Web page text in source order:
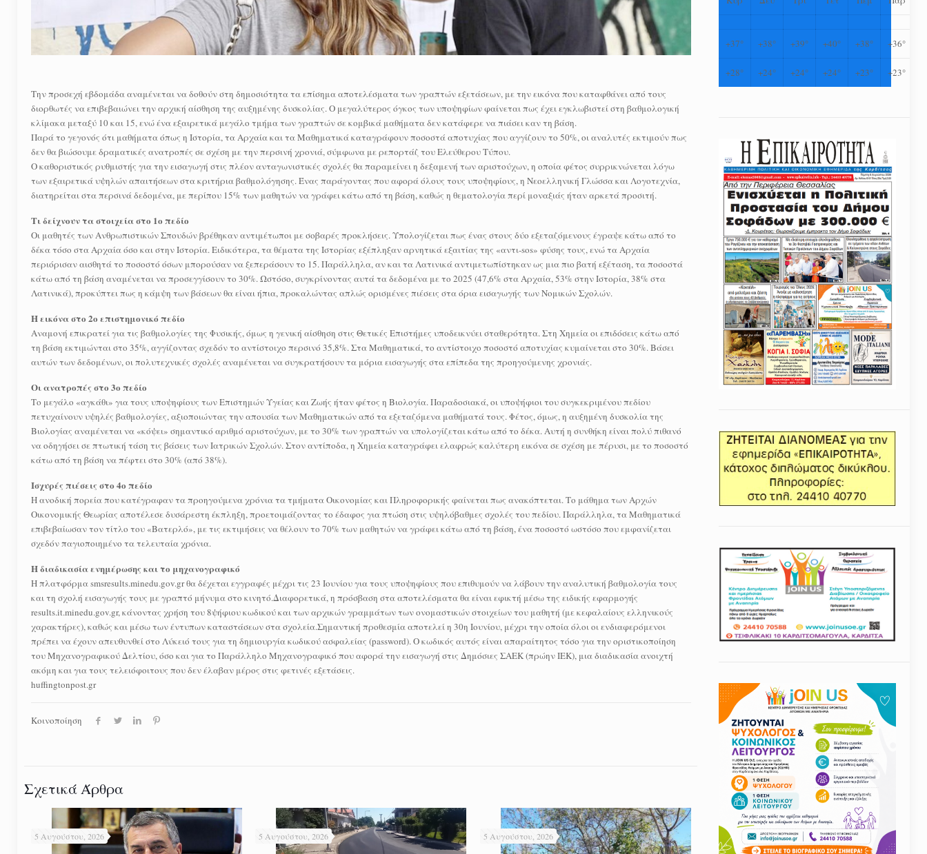
Την προσεχή εβδομάδα αναμένεται να δοθούν στη δημοσιότητα τα επίσημα αποτελέσματα των γραπτών εξετάσεων, με την εικόνα που καταφθάνει από τους
διορθωτές να επιβεβαιώνει την αρχική αίσθηση της αυξημένης δυσκολίας. Ο μεγαλύτερος όγκος των υποψηφίων φαίνεται πως έχει εγκλωβιστεί στη βαθμολογική
κλίμακα μεταξύ 10 και 15, ενώ ένα εξαιρετικά μεγάλο τμήμα των γραπτών σε κομβικά μαθήματα δεν κατάφερε να πιάσει καν τη βάση.
Παρά το γεγονός ότι μαθήματα όπως η Ιστορία, τα Αρχαία και τα Μαθηματικά καταγράφουν ποσοστά αποτυχίας που αγγίζουν το 50%, οι αναλυτές εκτιμούν πως
δεν θα βιώσουμε δραματικές ανατροπές σε σχέση με την περσινή χρονιά, σύμφωνα με ρεπορτάζ του Ελεύθερου Τύπου.
Ο καθοριστικός ρυθμιστής για την εισαγωγή στις πλέον ανταγωνιστικές σχολές θα παραμείνει η δεξαμενή των αριστούχων, η οποία φέτος συρρικνώνεται λόγω
των εξαιρετικά υψηλών απαιτήσεων στα κριτήρια βαθμολόγησης. Ένας παράγοντας που αφορά όλους τους υποψηφίους, η Νεοελληνική Γλώσσα και Λογοτεχνία,
διατηρείται στα περσινά δεδομένα, με περίπου 15% των μαθητών να γράφει κάτω από τη βάση, καθώς η θεματολογία περί μοναξιάς ήταν αρκετά προσιτή.
Τι δείχνουν τα στοιχεία στο 1ο πεδίο
Οι μαθητές των Ανθρωπιστικών Σπουδών βρέθηκαν αντιμέτωποι με σοβαρές προκλήσεις. Υπολογίζεται πως ένας στους δύο εξεταζόμενους έγραψε κάτω από το
δέκα τόσο στα Αρχαία όσο και στην Ιστορία. Ειδικότερα, τα θέματα της Ιστορίας εξέπληξαν αρνητικά εξαιτίας της «αντι-sos» φύσης τους, ενώ τα Αρχαία
περιόρισαν αισθητά το ποσοστό όσων μπορούσαν να ξεπεράσουν το 15. Παράλληλα, αν και τα Λατινικά αντιμετωπίστηκαν ως μια πιο βατή εξέταση, τα ποσοστά
κάτω από τη βάση αναμένεται να προσεγγίσουν το 30%. Ωστόσο, συγκρίνοντας αυτά τα δεδομένα με το 2025 (47,6% στα Αρχαία, 53% στην Ιστορία, 38% στα
Λατινικά), προκύπτει πως η κάμψη των βάσεων θα είναι ήπια, προκαλώντας απλώς ορισμένες πιέσεις στα όρια εισαγωγής των Νομικών Σχολών.
Η εικόνα στο 2ο επιστημονικό πεδίο
Αναμονή επικρατεί για τις βαθμολογίες της Φυσικής, όμως η γενική αίσθηση στις Θετικές Επιστήμες υποδεικνύει σταθερότητα. Στη Χημεία οι επιδόσεις κάτω από
τη βάση εκτιμώνται στο 35%, αγγίζοντας σχεδόν το αντίστοιχο περσινό 35,8%. Στα Μαθηματικά, το αντίστοιχο ποσοστό αποτυχίας κυμαίνεται στο 30%. Βάσει
αυτών των δεδομένων, οι πολυτεχνικές σχολές αναμένεται να συγκρατήσουν τα μόρια εισαγωγής στα επίπεδα της προηγούμενης χρονιάς.
Οι ανατροπές στο 3ο πεδίο
Το μεγάλο «αγκάθι» για τους υποψηφίους των Επιστημών Υγείας και Ζωής ήταν φέτος η Βιολογία. Παραδοσιακά, οι υποψήφιοι του συγκεκριμένου πεδίου
πετυχαίνουν υψηλές βαθμολογίες, αξιοποιώντας την απουσία των Μαθηματικών από τα εξεταζόμενα μαθήματά τους. Φέτος, όμως, η αυξημένη δυσκολία της
Βιολογίας αναμένεται να «κόψει» σημαντικό αριθμό αριστούχων, με το 30% των γραπτών να υπολογίζεται κάτω από το δέκα. Αυτή η συνθήκη είναι πολύ πιθανό
να οδηγήσει σε πτωτική τάση τις βάσεις των Ιατρικών Σχολών. Στον αντίποδα, η Χημεία καταγράφει ελαφρώς καλύτερη εικόνα σε σχέση με πέρυσι, με το ποσοστό
κάτω από τη βάση να πέφτει στο 30% (από 38%).
Ισχυρές πιέσεις στο 4ο πεδίο
Η ανοδική πορεία που κατέγραφαν τα προηγούμενα χρόνια τα τμήματα Οικονομίας και Πληροφορικής φαίνεται πως ανακόπτεται. Το μάθημα των Αρχών
Οικονομικής Θεωρίας αποτέλεσε δυσάρεστη έκπληξη, προετοιμάζοντας το έδαφος για πτώση στις υψηλόβαθμες σχολές του πεδίου. Παράλληλα, τα Μαθηματικά
επιβεβαίωσαν τον τίτλο του «Βατερλό», με τις εκτιμήσεις να θέλουν το 70% των μαθητών να γράφει κάτω από τη βάση, ένα ποσοστό ωστόσο που εμφανίζεται
σχεδόν παγιοποιημένο τα τελευταία χρόνια.
Η διαδικασία ενημέρωσης και το μηχανογραφικό
Η πλατφόρμα smsresults.minedu.gov.gr θα δέχεται εγγραφές μέχρι τις 23 Ιουνίου για τους υποψηφίους που επιθυμούν να λάβουν την αναλυτική βαθμολογία τους
και τη σχολή εισαγωγής τους με γραπτό μήνυμα στο κινητό.Διαφορετικά, η πρόσβαση στα αποτελέσματα θα είναι εφικτή μέσω της ειδικής εφαρμογής
results.it.minedu.gov.gr, κάνοντας χρήση του 8ψήφιου κωδικού και των αρχικών γραμμάτων των ονομαστικών στοιχείων του μαθητή (με κεφαλαίους ελληνικούς
χαρακτήρες), καθώς και μέσω των έντυπων καταστάσεων στα σχολεία.Σημαντική προθεσμία αποτελεί η 30η Ιουνίου, μέχρι την οποία όλοι οι ενδιαφερόμενοι
πρέπει να έχουν απευθυνθεί στο Λύκειό τους για τη δημιουργία κωδικού ασφαλείας (password). Ο κωδικός αυτός είναι απαραίτητος τόσο για την οριστικοποίηση
του Μηχανογραφικού Δελτίου, όσο και για το Παράλληλο Μηχανογραφικό που αφορά την εισαγωγή στις Δημόσιες ΣΑΕΚ (πρώην ΙΕΚ), μια διαδικασία ανοιχτή
ακόμη και για τους τελειόφοιτους που δεν έλαβαν μέρος στις φετινές εξετάσεις.
huffingtonpost.gr
Κοινοποίηση
Σχετικά Άρθρα
5 Αυγούστου, 2026 5 Αυγούστου, 2026 5 Αυγούστου, 2026
+37° +38° +39° +40° +38° +36°
+28° +24° +24° +24° +23° +23°